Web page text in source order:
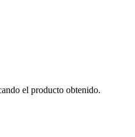
el producto obtenido.